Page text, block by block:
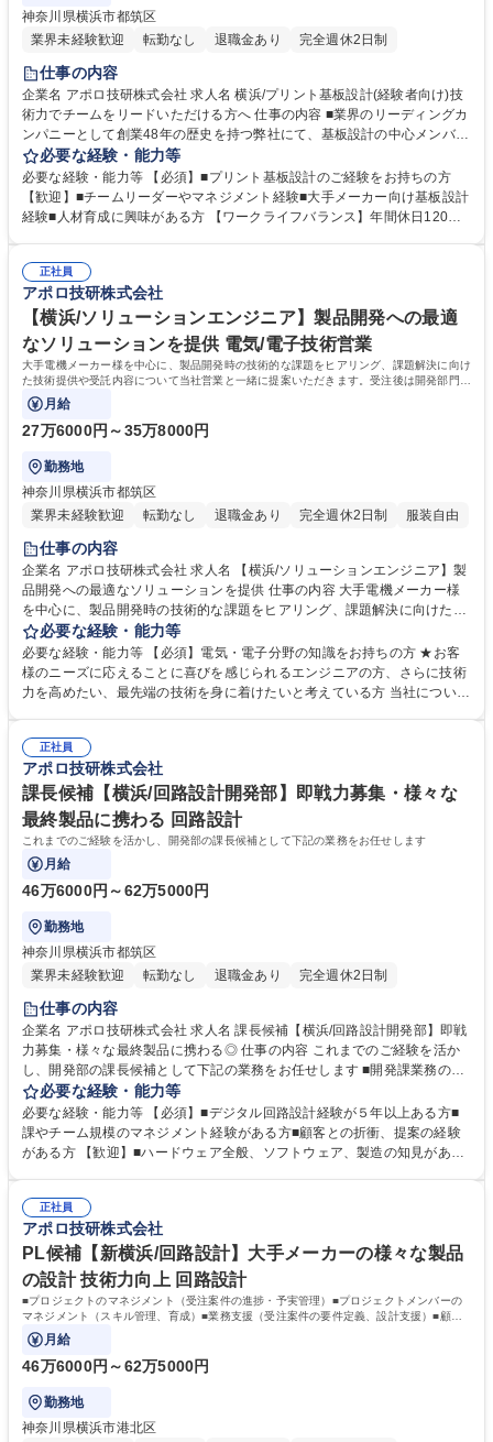
神奈川県横浜市都筑区
業界未経験歓迎
転勤なし 退職金あり 完全週休2日制
仕事の内容
企業名 アポロ技研株式会社 求人名 横浜/プリント基板設計(経験者向け)技
術力でチームをリードいただける方へ 仕事の内容 ■業界のリーディングカ
ンパニーとして創業48年の歴史を持つ弊社にて、基板設計の中心メンバー
としてご活躍いただけます■電子回路設計⇒基板製造⇒実装まで一連の流
れをグループ内で完結できる環境です。 プリント基板設計のスキルを活か
し、チームの中心メンバーとして活躍いただきます。ソニー・キヤノン・
パナソニックなど大手メーカーからの案件に携わり、高品質な基板設計を
浜/プリント基板設計(経験者向け)技術力でチームをリードいただける方へ
必要な経験・能力等
必要な経験・能力等 【必須】■プリント基板設計のご経験をお持ちの方
【歓迎】■チームリーダーやマネジメント経験■大手メーカー向け基板設計
経験■人材育成に興味がある方 【ワークライフバランス】年間休日120日
支援制度や社内研修が充実しており、エンジニアとしての専門性を高めら
れます。スキルアップを目指す方に最適な環境です。 【福利厚生】余暇支
援や食事補助など、安心して働ける制度が整備されています。生活面での
サポートも手厚くご用意！ 学歴・資格 学歴：大学院 大学 高専 短大 専修
学校 高校 語学力： 資格：
正社員
アポロ技研株式会社
【横浜/ソリューションエンジニア】製品開発への最適
なソリューションを提供 電気/電子技術営業
大手電機メーカー様を中心に、製品開発時の技術的な課題をヒアリング、課題解決に向け
た技術提供や受託内容について当社営業と一緒に提案いただきます。受注後は開発部門と
連携し納品まで担当いただきます。
月給
27万6000円～35万8000円
勤務地
神奈川県横浜市都筑区
業界未経験歓迎
転勤なし 退職金あり 完全週休2日制 服装自由
仕事の内容
企業名 アポロ技研株式会社 求人名 【横浜/ソリューションエンジニア】製
品開発への最適なソリューションを提供 仕事の内容 大手電機メーカー様
を中心に、製品開発時の技術的な課題をヒアリング、課題解決に向けた技
術提供や受託内容について当社営業と一緒に提案いただきます。受注後は
開発部門と連携し納品まで担当いただきます。 ★メーカーとは異なり、1
機種の開発ではなく様々な最終製品に向けた電子機器や基板などを開発し
ます。最終製品によって、求められる技術要望は千差万別。（小型化・機
子機器開発・基板設計・基板製造・電子部品実装・組立・筐体設計製造等
などニーズにあわせ多岐に提案が可能です。 募集職種 【横浜/ソリューシ
ョンエンジニア】製品開発への最適なソリューションを提供
必要な経験・能力等
必要な経験・能力等 【必須】電気・電子分野の知識をお持ちの方 ★お客
様のニーズに応えることに喜びを感じられるエンジニアの方、さらに技術
力を高めたい、最先端の技術を身に着けたいと考えている方 当社につい
品に対する基板や電子部品を試作するところから提案可能。少ロットや短
納期の案件であっても対応ができ小回りの利くところはお客様に選ばれて
いる理由です。近年は、電子回路設計エンジニアのリソース不足が進んで
いる結果、外部設計委託の需要度があがっております。 学歴・資格 学
歴：大学院 大学 高専 短大 専修学校 高校 語学力： 資格：
正社員
アポロ技研株式会社
課長候補【横浜/回路設計開発部】即戦力募集・様々な
最終製品に携わる 回路設計
これまでのご経験を活かし、開発部の課長候補として下記の業務をお任せします
月給
46万6000円～62万5000円
勤務地
神奈川県横浜市都筑区
業界未経験歓迎
転勤なし 退職金あり 完全週休2日制
仕事の内容
企業名 アポロ技研株式会社 求人名 課長候補【横浜/回路設計開発部】即戦
力募集・様々な最終製品に携わる◎ 仕事の内容 これまでのご経験を活か
し、開発部の課長候補として下記の業務をお任せします ■開発課業務のマ
ネジメント（受注案件の進捗・予実管理） ■開発課メンバーのマネジメン
ト（スキル管理、育成） ■業務支援（受注案件の要件定義、設計支援） ■
顧客との関係構築（ニーズの共有、技術営業支援） ■グループ企業と連携
したシナジーの創出（開発から量産製造までのワンストップサービス） 募
必要な経験・能力等
必要な経験・能力等 【必須】■デジタル回路設計経験が５年以上ある方■
課やチーム規模のマネジメント経験がある方■顧客との折衝、提案の経験
がある方 【歓迎】■ハードウェア全般、ソフトウェア、製造の知見がある
まだない完成品に対する基板や電子部品の試作から量産まで提案可能。 少
ロットや短納期の案件であっても対応可能で、小回りの利くところもお客
様に喜ばれています。 学歴・資格 学歴：大学院 大学 高専 短大 専修学校
高校 語学力： 資格：
正社員
アポロ技研株式会社
PL候補【新横浜/回路設計】大手メーカーの様々な製品
の設計 技術力向上 回路設計
■プロジェクトのマネジメント（受注案件の進捗・予実管理）■プロジェクトメンバーの
マネジメント（スキル管理、育成）■業務支援（受注案件の要件定義、設計支援）■顧客
との折衝と提案
月給
46万6000円～62万5000円
勤務地
神奈川県横浜市港北区